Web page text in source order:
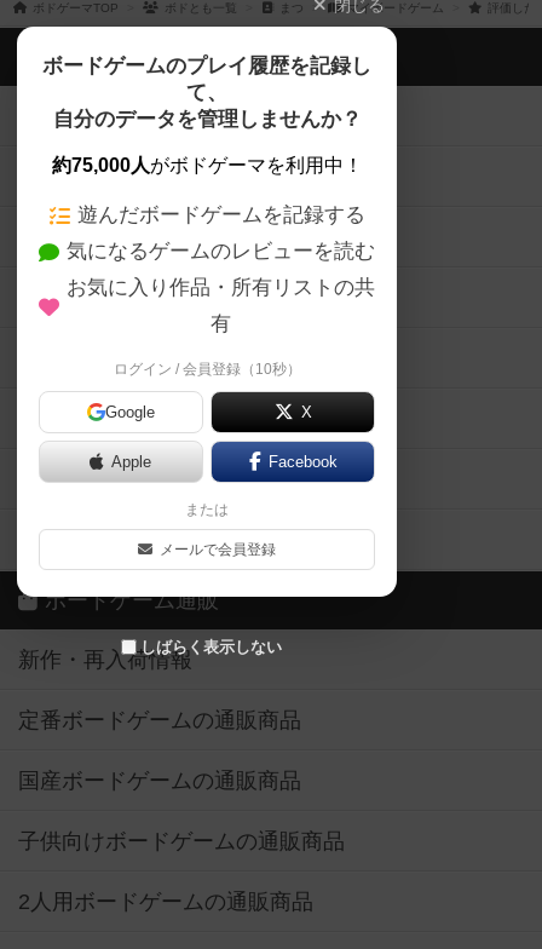
ボドゲーマTOP ボドとも一覧 まつ マイボードゲーム 評価した
閉じる
ボードゲームのプレイ履歴を記録し
て、
自分のデータを管理しませんか？
約75,000人がボドゲーマを利用中！
遊んだボードゲームを記録する
気になるゲームのレビューを読む
お気に入り作品・所有リストの共
有
ログイン / 会員登録（10秒）
Google X
Apple Facebook
または
メールで会員登録
しばらく表示しない
ボドゲーマTOP
ボードゲームを検索する
ボードゲームの新着レビュー
ボードゲーム会情報
メカニクス特集
掲示板・トピックス
ボドとも・会員一覧
ボードゲーム業界コラム
ボドゲーマご利用案内
ボードゲーム通販
新作・再入荷情報
定番ボードゲームの通販商品
国産ボードゲームの通販商品
子供向けボードゲームの通販商品
2人用ボードゲームの通販商品